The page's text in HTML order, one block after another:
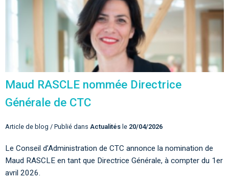
Maud RASCLE nommée Directrice
Générale de CTC
Article de blog / Publié dans Actualités le 20/04/2026
Le Conseil d’Administration de CTC annonce la nomination de
Maud RASCLE en tant que Directrice Générale, à compter du 1er
avril 2026.